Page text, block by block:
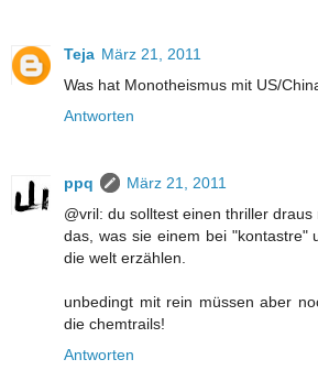
Teja März 21, 2011
Was hat Monotheismus mit US/
Antworten
ppq
März 21, 2011
@vril: du solltest einen thriller
das, was sie einem bei "kontastre"
die welt erzählen.
unbedingt mit rein müssen aber
die chemtrails!
Antworten